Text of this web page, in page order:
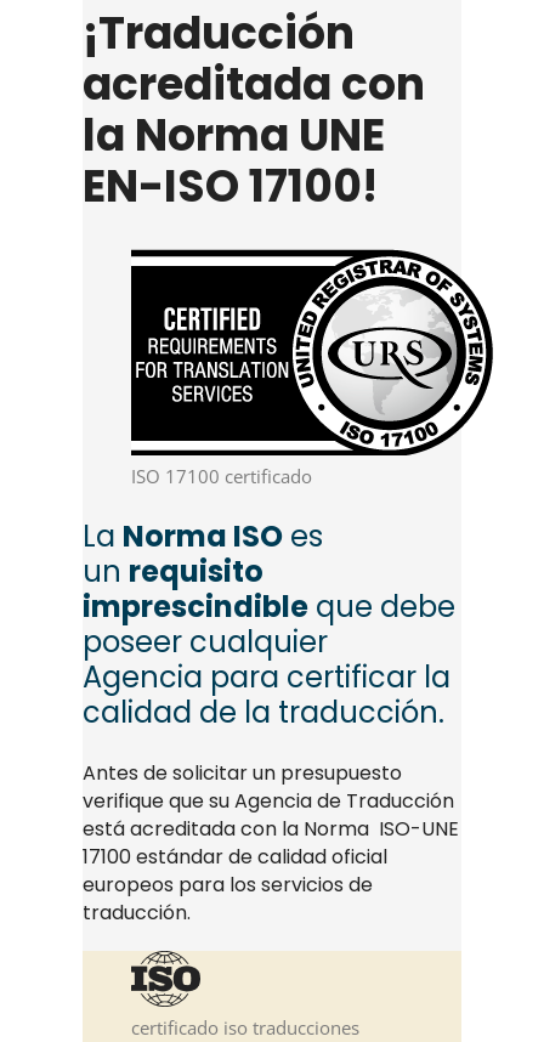
¡Traducción
acreditada con
la Norma UNE
EN-ISO 17100!
ISO 17100 certificado
La Norma ISO es
un requisito
imprescindible que debe
poseer cualquier
Agencia para certificar la
calidad de la traducción.
Antes de solicitar un presupuesto
verifique que su Agencia de Traducción
está acreditada con la Norma ISO-UNE
17100 estándar de calidad oficial
europeos para los servicios de
traducción.
certificado iso traducciones